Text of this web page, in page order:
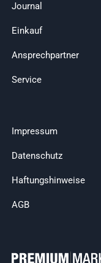
Journal
Einkauf
Ansprechpartner
Service
Impressum
Datenschutz
Haftungshinweise
AGB